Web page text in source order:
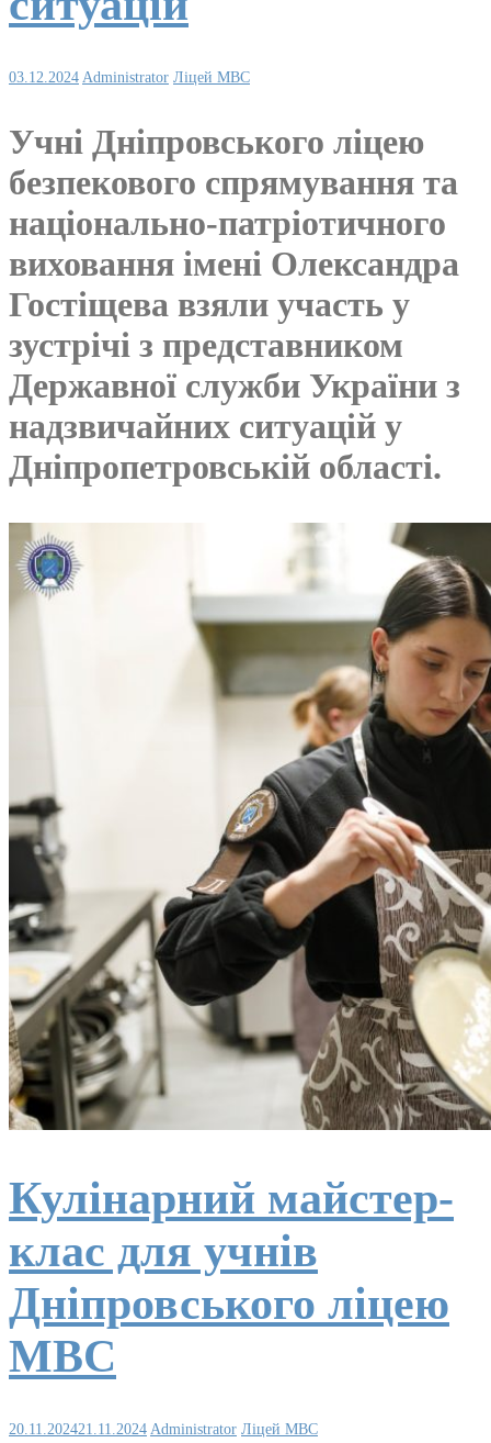
03.12.2024 Administrator Ліцей МВС
Учні Дніпровського ліцею
безпекового спрямування та
національно-патріотичного
виховання імені Олександра
Гостіщева взяли участь у
зустрічі з представником
Державної служби України з
надзвичайних ситуацій у
Дніпропетровській області.
Кулінарний майстер-
клас для учнів
Дніпровського ліцею
МВС
20.11.202421.11.2024 Administrator Ліцей МВС